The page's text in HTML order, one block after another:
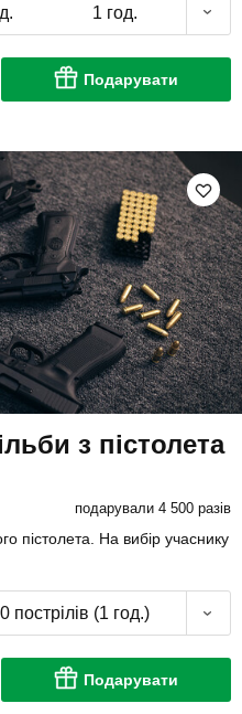
1 год.
Подарувати
з пістолета
подарували 4 500 разів
пістолета. На вибір учаснику
пострілів (1 год.)
Подарувати